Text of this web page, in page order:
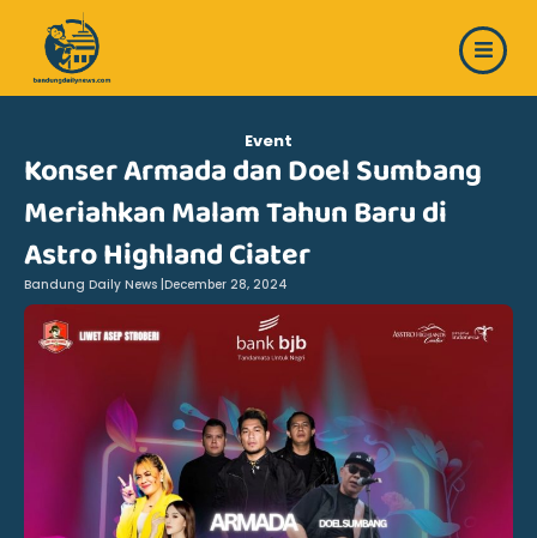
content
Event
Konser Armada dan Doel Sumbang
Meriahkan Malam Tahun Baru di
Astro Highland Ciater
Bandung Daily News | December 28, 2024